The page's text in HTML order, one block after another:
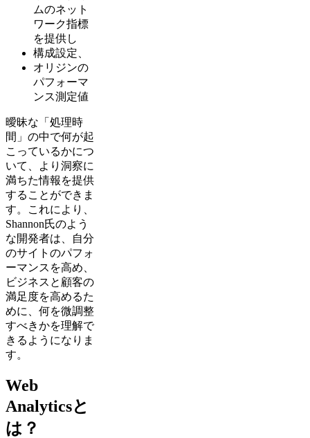
ムのネット
ワーク指標
を提供し
構成設定、
オリジンの
パフォーマ
ンス測定値
曖昧な「処理時
間」の中で何が起
こっているかにつ
いて、より洞察に
満ちた情報を提供
することができま
す。これにより、
Shannon氏のよう
な開発者は、自分
のサイトのパフォ
ーマンスを高め、
ビジネスと顧客の
満足度を高めるた
めに、何を微調整
すべきかを理解で
きるようになりま
す。
Web
Analyticsと
は？